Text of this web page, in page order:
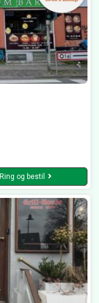
Ring og bestil